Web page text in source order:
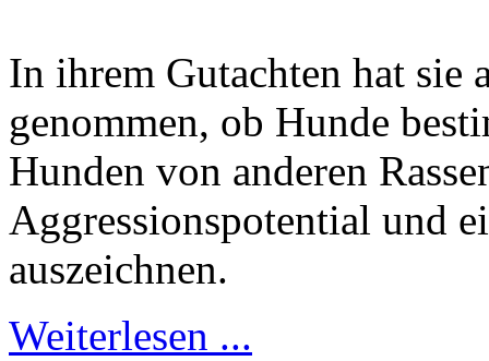
In ihrem Gutachten hat sie
genommen, ob Hunde
Hunden von anderen
Aggressionspotential und
auszeichnen.
Weiterlesen ...